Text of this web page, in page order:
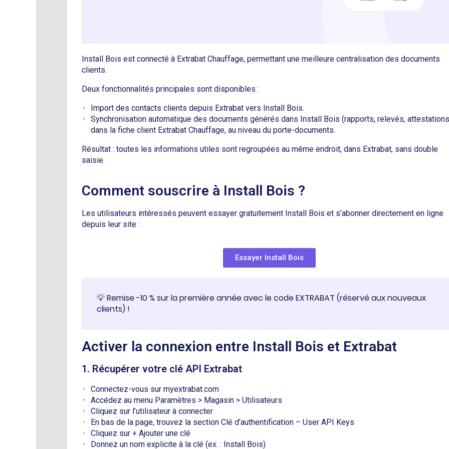
Install Bois est connecté à Extrabat Chauffage, permettant une meilleure centralisation des documents
clients.
Deux fonctionnalités principales sont disponibles :
Import des contacts clients depuis Extrabat vers Install Bois.
Synchronisation automatique des documents générés dans Install Bois (rapports, relevés,
dans la fiche client Extrabat Chauffage, au niveau du porte-documents.
Résultat : toutes les informations utiles sont regroupées au même endroit, dans Extrabat, sans double
saisie.
Comment souscrire à Install Bois ?
Les utilisateurs intéressés peuvent essayer gratuitement Install Bois et s’abonner directement en ligne
depuis leur site :
Essayer Install Bois
💡 Remise -10 % sur la première année avec le code EXTRABAT (réservé aux nouveaux
clients) !
Activer la connexion entre Install Bois et Extrabat
1. Récupérer votre clé API Extrabat
Connectez-vous sur myextrabat.com
Accédez au menu Paramètres > Magasin > Utilisateurs
Cliquez sur l’utilisateur à connecter
En bas de la page, trouvez la section Clé d’authentification – User API Keys
Cliquez sur + Ajouter une clé
Donnez un nom explicite à la clé (ex. : Install Bois)